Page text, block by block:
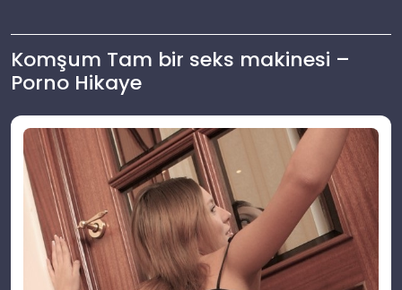
Komşum Tam bir seks makinesi –
Porno Hikaye